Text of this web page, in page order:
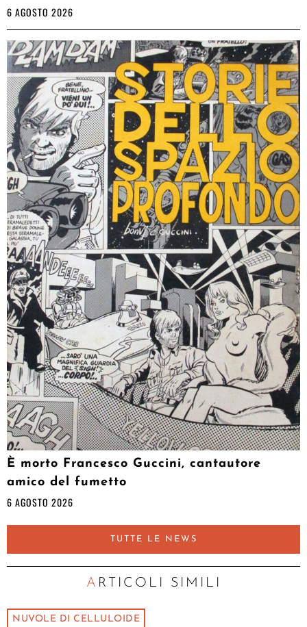
6 AGOSTO 2026
È morto Francesco Guccini, cantautore
amico del fumetto
6 AGOSTO 2026
TUTTE LE NEWS
ARTICOLI SIMILI
NUVOLE DI CELLULOIDE